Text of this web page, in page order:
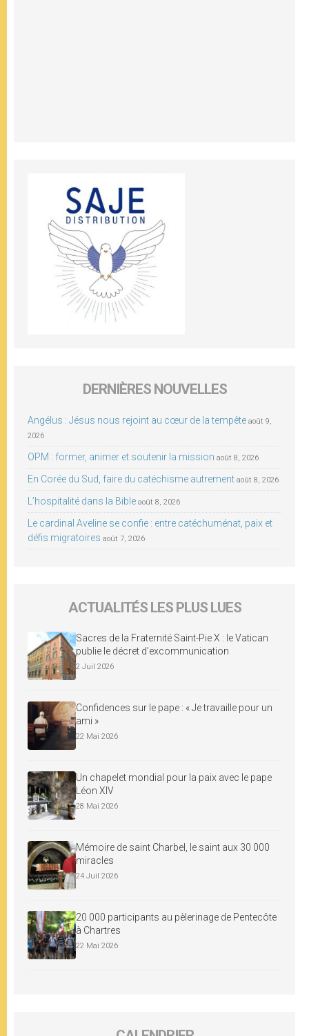
DERNIÈRES NOUVELLES
Angélus : Jésus nous rejoint au cœur de la tempête août 9,
2026
OPM : former, animer et soutenir la mission août 8, 2026
En Corée du Sud, faire du catéchisme autrement août 8, 2026
L’hospitalité dans la Bible août 8, 2026
Le cardinal Aveline se confie : entre catéchuménat, paix et
défis migratoires août 7, 2026
ACTUALITÉS LES PLUS LUES
Sacres de la Fraternité Saint-Pie X : le Vatican
publie le décret d’excommunication
2 Juil 2026
Confidences sur le pape : « Je travaille pour un
ami »
22 Mai 2026
Un chapelet mondial pour la paix avec le pape
Léon XIV
28 Mai 2026
Mémoire de saint Charbel, le saint aux 30 000
miracles
24 Juil 2026
20 000 participants au pèlerinage de Pentecôte
à Chartres
22 Mai 2026